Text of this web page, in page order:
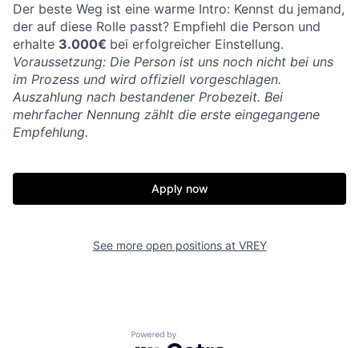
Der beste Weg ist eine warme Intro: Kennst du jemand,
der auf diese Rolle passt? Empfiehl die Person und
erhalte 3.000€ bei erfolgreicher Einstellung.
Voraussetzung: Die Person ist uns noch nicht bei uns
im Prozess und wird offiziell vorgeschlagen.
Auszahlung nach bestandener Probezeit. Bei
mehrfacher Nennung zählt die erste eingegangene
Empfehlung.
Apply now
See more open positions at VREY
Powered by Getro.com